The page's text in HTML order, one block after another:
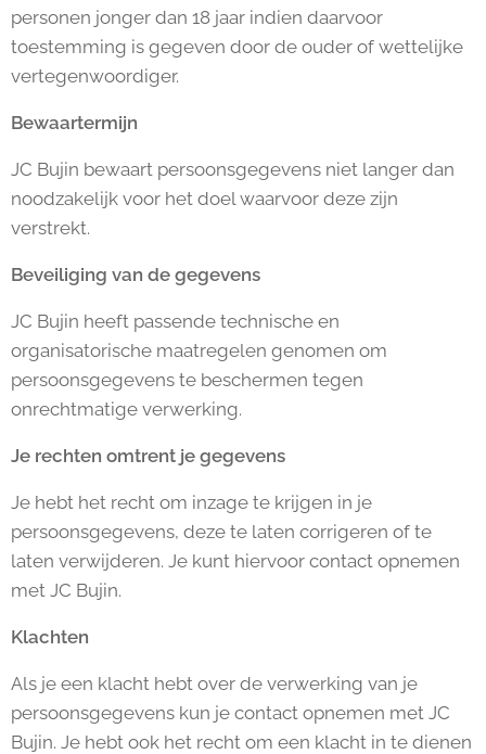
personen jonger dan 18 jaar indien daarvoor
toestemming is gegeven door de ouder of wettelijke
vertegenwoordiger.
Bewaartermijn
JC Bujin bewaart persoonsgegevens niet langer dan
noodzakelijk voor het doel waarvoor deze zijn
verstrekt.
Beveiliging van de gegevens
JC Bujin heeft passende technische en
organisatorische maatregelen genomen om
persoonsgegevens te beschermen tegen
onrechtmatige verwerking.
Je rechten omtrent je gegevens
Je hebt het recht om inzage te krijgen in je
persoonsgegevens, deze te laten corrigeren of te
laten verwijderen. Je kunt hiervoor contact opnemen
met JC Bujin.
Klachten
Als je een klacht hebt over de verwerking van je
persoonsgegevens kun je contact opnemen met JC
Bujin. Je hebt ook het recht om een klacht in te dienen